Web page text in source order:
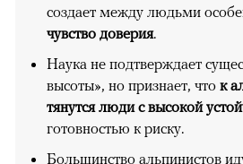
создает между людьми
чувство доверия.
Наука не подтверждает
высоты», но признает, что к
тянутся люди с высокой
готовностью к риску.
Большинство альпинистов